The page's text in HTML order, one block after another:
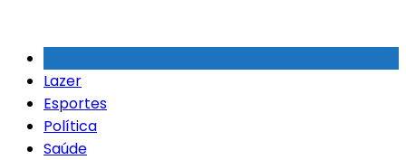
Lazer
Esportes
Política
Saúde